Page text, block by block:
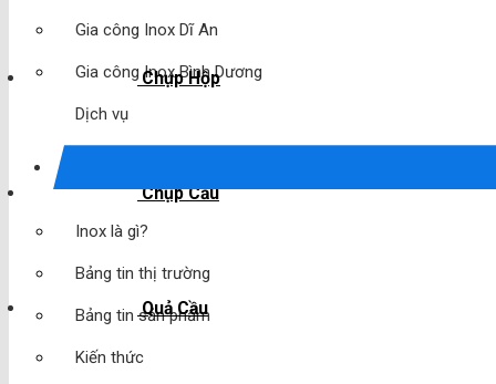
Gia công Inox Dĩ An
Gia công Inox Bình Dương
Dịch vụ
Inox là gì?
Bảng tin thị trường
Bảng tin sản phẩm
Kiến thức
Chụp Hộp
Chụp Cầu
Quả Cầu